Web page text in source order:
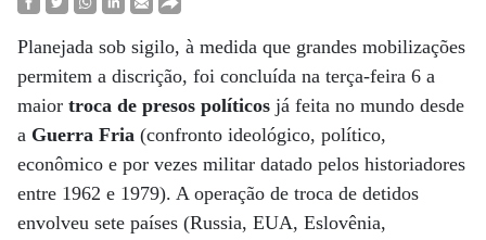
Planejada sob sigilo, à medida que grandes mobilizações
permitem a discrição, foi concluída na terça-feira 6 a
maior troca de presos políticos já feita no mundo desde
a Guerra Fria (confronto ideológico, político,
econômico e por vezes militar datado pelos historiadores
entre 1962 e 1979). A operação de troca de detidos
envolveu sete países (Russia, EUA, Eslovênia,